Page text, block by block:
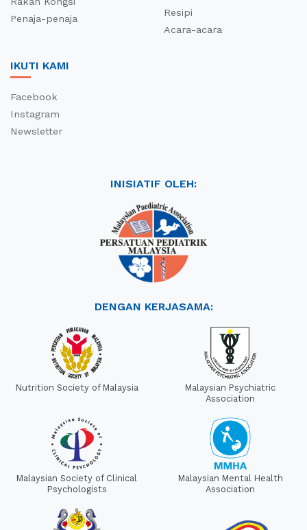
Penaja-penaja
Resipi
Acara-acara
IKUTI KAMI
Facebook
Instagram
Newsletter
INISIATIF OLEH:
DENGAN KERJASAMA:
Nutrition Society of Malaysia
Malaysian Psychiatric
Association
Malaysian Society of Clinical
Psychologists
Malaysian Mental Health
Association